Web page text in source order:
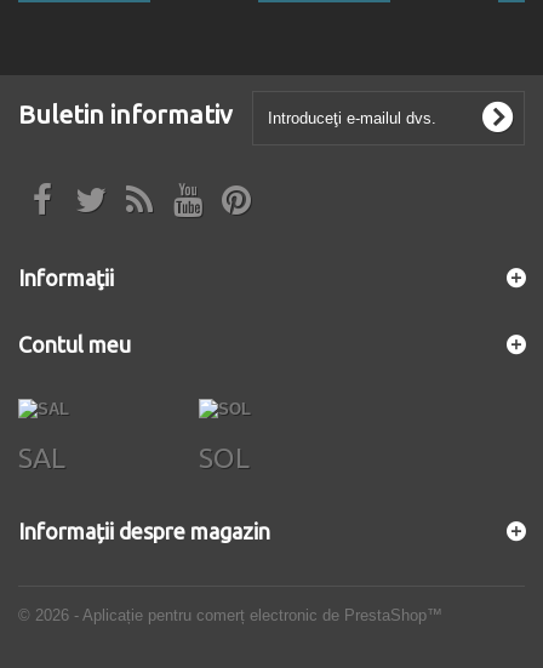
Buletin informativ
Informaţii
© 2026 - Aplicație pentru comerț electronic de PrestaShop™
Contul meu
SAL SOL
Informații despre magazin